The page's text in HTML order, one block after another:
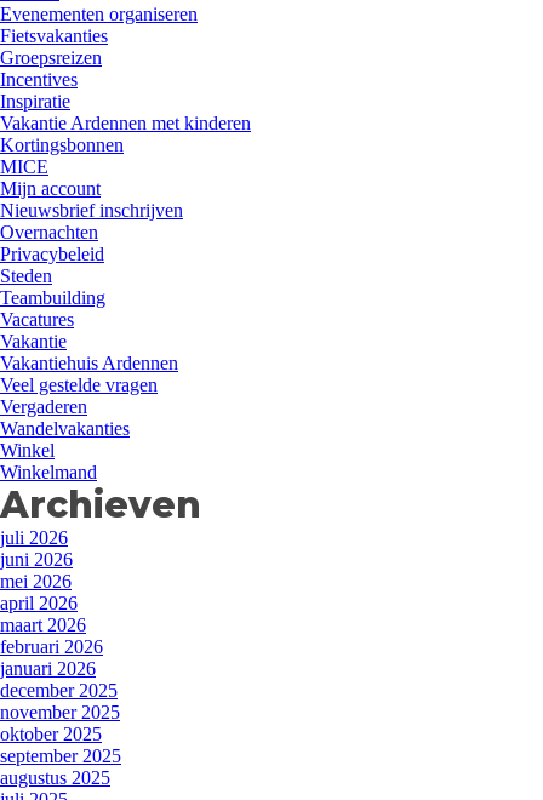
Evenementen organiseren
Fietsvakanties
Groepsreizen
Incentives
Inspiratie
Vakantie Ardennen met kinderen
Kortingsbonnen
MICE
Mijn account
Nieuwsbrief inschrijven
Overnachten
Privacybeleid
Steden
Teambuilding
Vacatures
Vakantie
Vakantiehuis Ardennen
Veel gestelde vragen
Vergaderen
Wandelvakanties
Winkel
Winkelmand
Archieven
juli 2026
juni 2026
mei 2026
april 2026
maart 2026
februari 2026
januari 2026
december 2025
november 2025
oktober 2025
september 2025
augustus 2025